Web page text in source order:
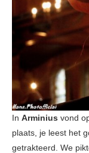
In Arminius vond
plaats, je leest het
getrakteerd. We